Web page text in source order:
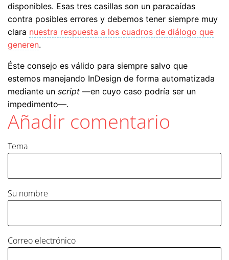
disponibles. Esas tres casillas son un paracaídas
contra posibles errores y debemos tener siempre muy
clara nuestra respuesta a los cuadros de diálogo que
generen.
Éste consejo es válido para siempre salvo que
estemos manejando InDesign de forma automatizada
mediante un script —en cuyo caso podría ser un
impedimento—.
Añadir comentario
Tema
Su nombre
Correo electrónico